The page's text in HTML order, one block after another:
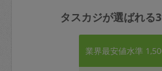
タスカジが選ばれる
業界最安値水準